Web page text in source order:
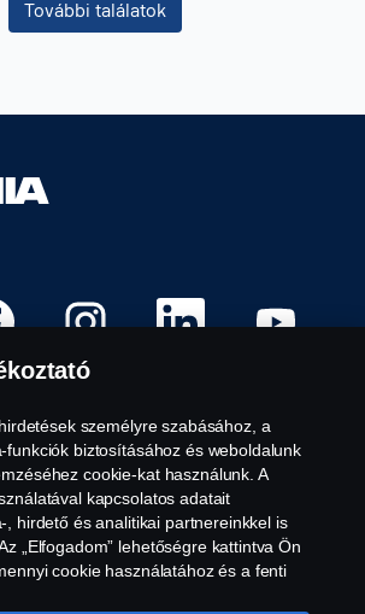
További találatok
f
l
ö
y
í
l
i
k
m
g
.
Ú
f
y
í
l
i
k
m
e
g
.
f
y
í
l
i
m
g
.
Elérhető pozíciók
helyszíne
Kapcsolatfelvétel
Tudnivalók a Scaniáról
személyre szabásához, a
funkciók biztosításához és weboldalunk
cookie-kat használunk. A
kapcsolatos adatait
, hirdető és analitikai partnereinkkel is
„Elfogadom” lehetőségre kattintva Ön
cookie használatához és a fenti